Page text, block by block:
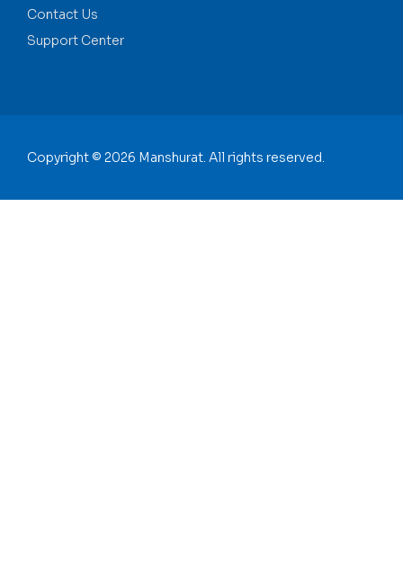
Contact Us
Support Center
Copyright © 2026 Manshurat. All rights reserved.